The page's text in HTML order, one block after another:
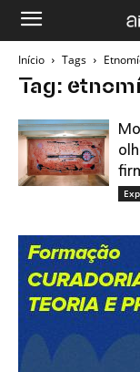
Início Tags
Tag: